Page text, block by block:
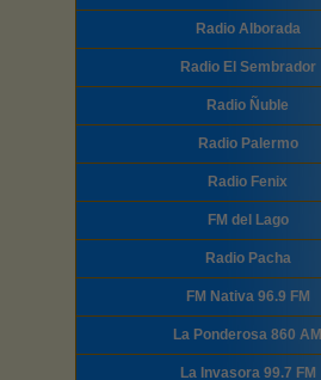
Radio Alborada
Radio El Sembrador
Radio Ñuble
Radio Palermo
Radio Fenix
FM del Lago
Radio Pacha
FM Nativa 96.9 FM
La Ponderosa 860 AM
La Invasora 99.7 FM